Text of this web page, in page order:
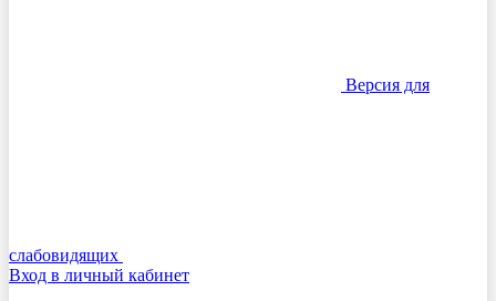
Версия для
слабовидящих
Вход в личный кабинет